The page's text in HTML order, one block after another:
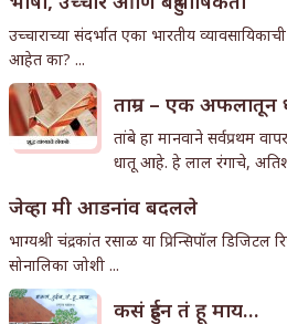
उच्चाराच्या संदर्भात एका भारतीय
आहेत का? ...
ताम्र – एक अफलातून
तांबे हा मानवाने सर्वप्रथम
धातू आहे. हे लाल रंगाचे,
जेव्हा मी आडनांव बदलले
भाग्यश्री चंद्रकांत रसाळ या प्रिन्सिपॉल डिजिटल
सोनालिका जोशी ...
कसं हुईन तं हू माय…